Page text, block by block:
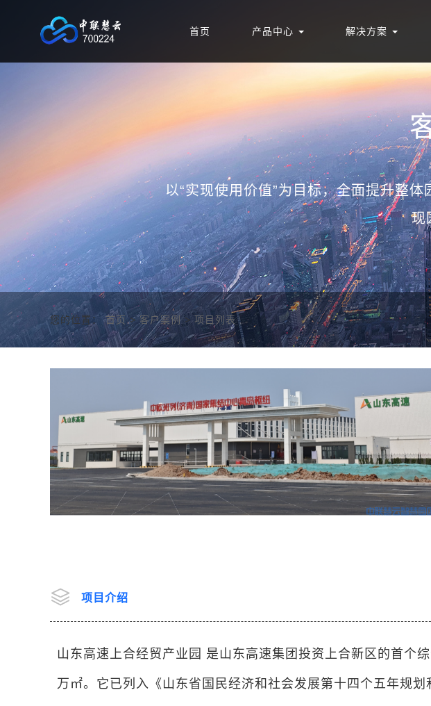
首页 产品中心 解决方案
以“实现使用价值”为目标，全面提升整
现
您的位置：首页>客户案例>项目列表
项目介绍
山东高速上合经贸产业园 是山东高速集团投资上合新区的首个
万㎡。它已列入《山东省国民经济和社会发展第十四个五年规